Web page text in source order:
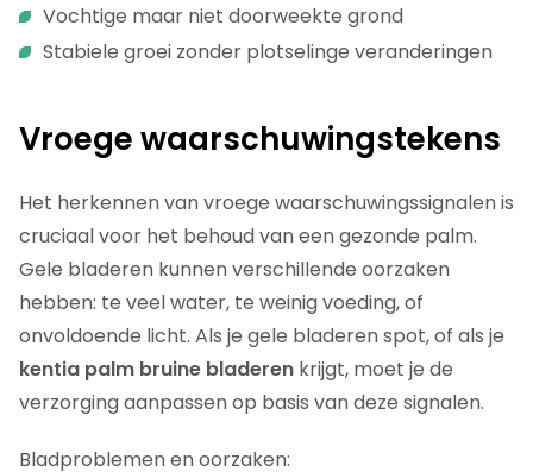
Vochtige maar niet doorweekte grond
Stabiele groei zonder plotselinge veranderingen
Vroege waarschuwingstekens
Het herkennen van vroege waarschuwingssignalen is
cruciaal voor het behoud van een gezonde palm.
Gele bladeren kunnen verschillende oorzaken
hebben: te veel water, te weinig voeding, of
onvoldoende licht. Als je gele bladeren spot, of als je
kentia palm bruine bladeren krijgt, moet je de
verzorging aanpassen op basis van deze signalen.
Bladproblemen en oorzaken: